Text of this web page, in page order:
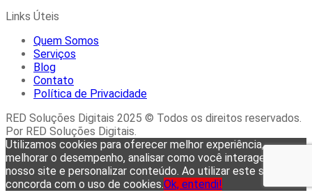
Links Úteis
Quem Somos
Serviços
Blog
Contato
Política de Privacidade
RED Soluções Digitais 2025 © Todos os direitos reservados.
Por RED Soluções Digitais.
Utilizamos cookies para oferecer melhor experiência,
melhorar o desempenho, analisar como você interage em
nosso site e personalizar conteúdo. Ao utilizar este site, você
concorda com o uso de cookies.Ok, entendi!